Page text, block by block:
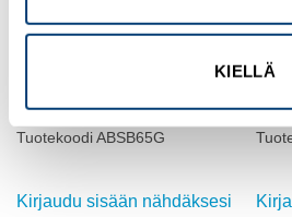
KIELLÄ
Kotelo ABS, Harmaa kansi
Tuotekoodi ABSB65G
Kirjaudu sisään nähdäksesi